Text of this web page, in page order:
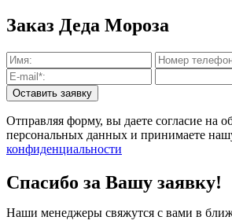
Заказ Деда Мороза
Отправляя форму, вы даете согласие на
персональных данных и принимаете
конфиденциальности
Спасибо за Вашу заявку!
Наши менеджеры свяжутся с вами в